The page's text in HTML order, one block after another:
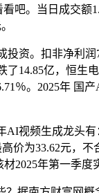
吧。当日成交
。扣非净利润
14.85亿，恒生
％。2025年
视频生成龙头
价为33.62元，
2025年第一季度